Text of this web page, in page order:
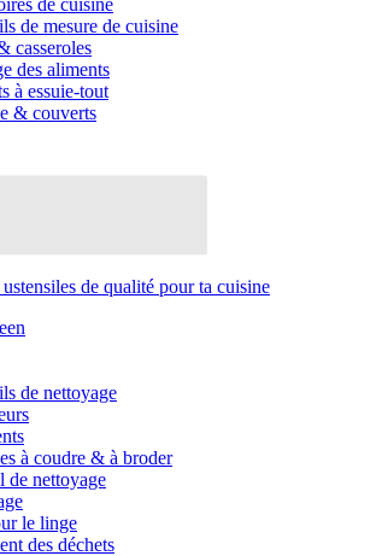
de cuisine
de mesure de cuisine
casseroles
des aliments
à essuie-tout
& couverts
de qualité pour ta cuisine
de nettoyage
à coudre & à broder
de nettoyage
le linge
des déchets